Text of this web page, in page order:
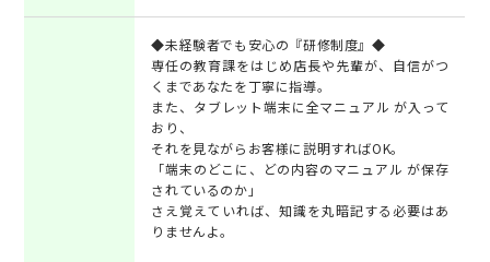
◆未経験者でも安心の『研修制度』◆
専任の教育課をはじめ店長や先輩が、自信がつ
くまであなたを丁寧に指導。
また、タブレット端末に全マニュアル が入って
おり、
それを見ながらお客様に説明すればOK。
「端末のどこに、どの内容のマニュアル が保存
されているのか」
さえ覚えていれば、知識を丸暗記する必要はあ
りませんよ。